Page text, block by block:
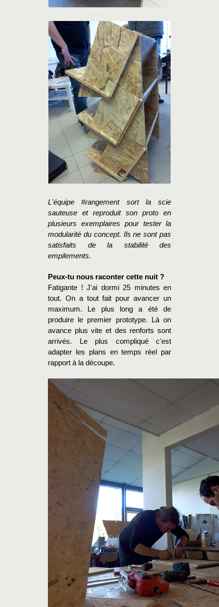
L'équipe #rangement sort la scie
sauteuse et reproduit son proto en
plusieurs exemplaires pour tester la
modularité du concept. Ils ne sont pas
satisfaits de la stabilité des
empilements.
Peux-tu nous raconter cette nuit ?
Fatigante ! J'ai dormi 25 minutes en
tout. On a tout fait pour avancer un
maximum. Le plus long a été de
produire le premier prototype. Là on
avance plus vite et des renforts sont
arrivés. Le plus compliqué c'est
adapter les plans en temps réel par
rapport à la découpe.